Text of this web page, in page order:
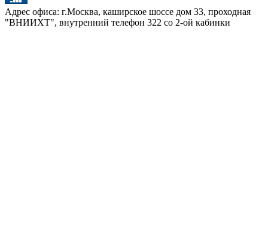
Адрес офиса: г.Москва, каширское шоссе дом 33, проходная
"ВНИИХТ", внутренний телефон 322 со 2-ой кабинки